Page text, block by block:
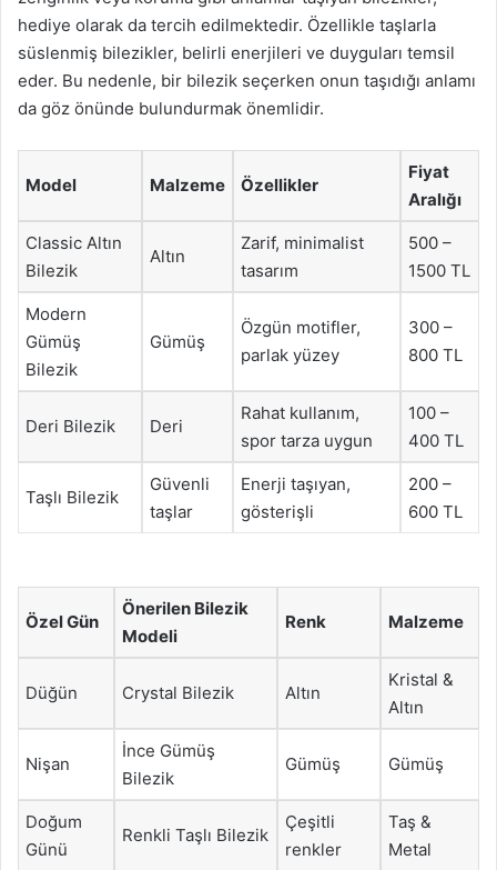
hediye olarak da tercih edilmektedir. Özellikle taşlarla
süslenmiş bilezikler, belirli enerjileri ve duyguları temsil
eder. Bu nedenle, bir bilezik seçerken onun taşıdığı anlamı
da göz önünde bulundurmak önemlidir.
Model Malzeme Özellikler
Fiyat
Aralığı
Classic Altın
Bilezik
Altın
Zarif, minimalist
tasarım
500 –
1500 TL
Modern
Gümüş
Bilezik
Gümüş
Özgün motifler,
parlak yüzey
300 –
800 TL
Deri Bilezik Deri
Rahat kullanım,
spor tarza uygun
100 –
400 TL
Taşlı Bilezik
Güvenli
taşlar
Enerji taşıyan,
gösterişli
200 –
600 TL
Özel Gün
Önerilen Bilezik
Modeli
Renk Malzeme
Düğün Crystal Bilezik Altın
Kristal &
Altın
Nişan
İnce Gümüş
Bilezik
Gümüş Gümüş
Doğum
Günü
Renkli Taşlı Bilezik
Çeşitli
renkler
Taş &
Metal